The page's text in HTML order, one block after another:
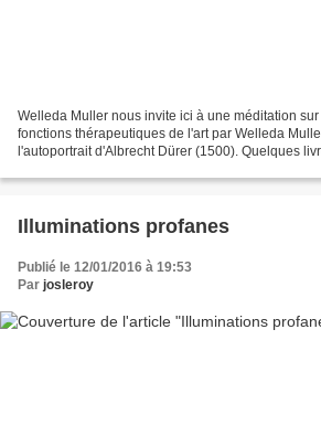
Welleda Muller nous invite ici à une méditation
fonctions thérapeutiques de l'art par Welleda
l'autoportrait d'Albrecht Dürer (1500). Quelques
Illuminations profanes
Publié le 12/01/2016 à 19:53
Par josleroy